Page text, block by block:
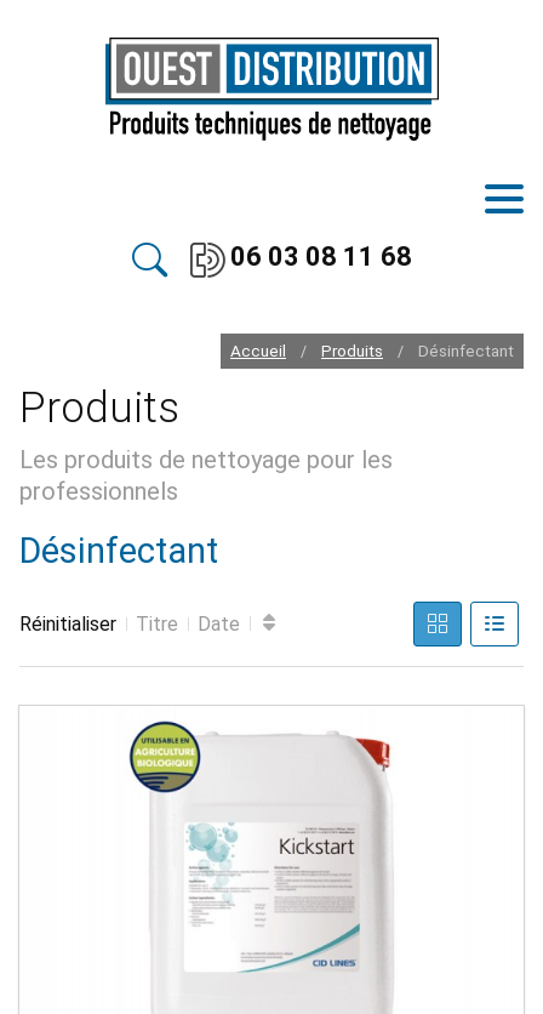
06 03 08 11 68
Accueil / Produits / Désinfectant
Produits
Les produits de nettoyage pour les
professionnels
Désinfectant
Réinitialiser Titre Date